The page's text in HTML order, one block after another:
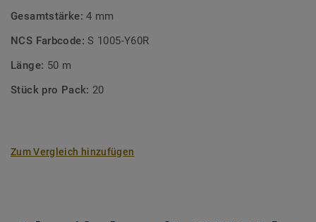
Gesamtstärke:4 mm
NCS Farbcode:S 1005-Y60R
Länge: 50 m
Stück pro Pack: 20
Zum Vergleich hinzufügen